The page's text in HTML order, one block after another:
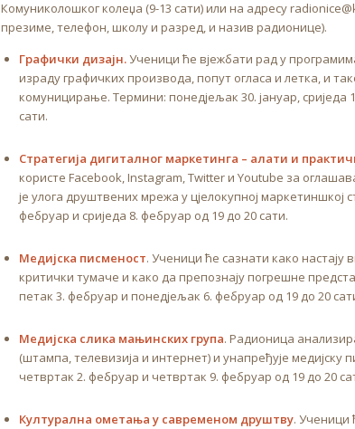
Комуниколошког колеџа (9-13 сати) или на адресу
презиме, телефон, школу и разред, и назив радионице).
Графички дизајн.Ученици ће вјежбати рад у
израду графичких производа, попут огласа и летка, и
комуницирање. Термини: понедјељак 30. јануар,
сати.
Стратегија дигиталног маркетинга – алати и
користе Facebook, Instagram, Twitter и Youtube за
је улога друштвених мрежа у цјелокупној маркетиншкој
фебруар и сриједа 8. фебруар од 19 до 20 сати.
Медијска писменост. Ученици ће сазнати како настају
критички тумаче и како да препознају погрешне
петак 3. фебруар и понедјељак 6. фебруар од 19 до 20
Медијска слика мањинских група. Радионица
(штампа, телевизија и интернет) и унапређује медијску
четвртак 2. фебруар и четвртак 9. фебруар од 19 до 20
Културална ометања у савременом друштву. Ученици